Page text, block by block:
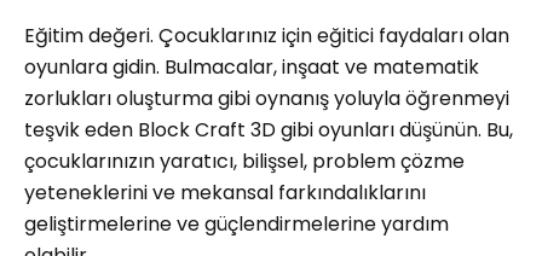
Eğitim değeri. Çocuklarınız için eğitici faydaları olan
oyunlara gidin. Bulmacalar, inşaat ve matematik
zorlukları oluşturma gibi oynanış yoluyla öğrenmeyi
teşvik eden Block Craft 3D gibi oyunları düşünün. Bu,
çocuklarınızın yaratıcı, bilişsel, problem çözme
yeteneklerini ve mekansal farkındalıklarını
geliştirmelerine ve güçlendirmelerine yardım